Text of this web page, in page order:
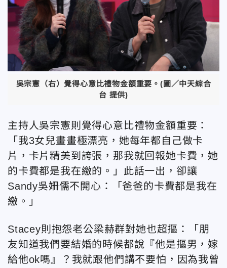
吳宗憲（右）覺得心意比禮物金額重要。(圖／中天綜合
台 提供)
主持人吳宗憲則覺得心意比禮物金額重要：
「我3女兒畫畫極漂亮，她每年都自己做卡
片，卡片精美到誇張，那我就回報她卡費，她
的卡費都是我在繳的。」此話一出，卻讓
Sandy吳姍儒不開心：「爸爸的卡費都是我在
繳。」
Stacey則抱怨老公梁赫群對她也超摳：「朋
友知道我們要結婚的時候都說『他是摳男，嫁
給他ok嗎』？我就跟他們講不要怕，因為我曾